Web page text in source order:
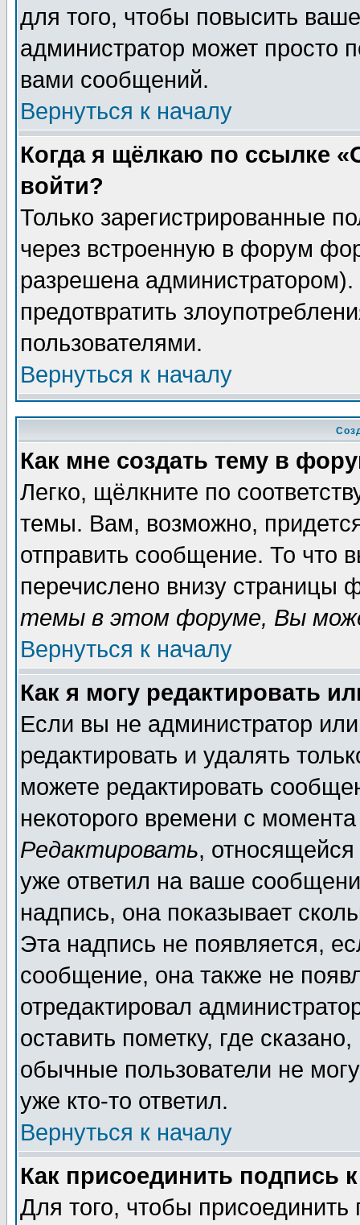
для того, чтобы повысить
администратор может просто
вами сообщений.
Вернуться к началу
Когда я щёлкаю по ссылке
войти?
Только зарегистрированные
через встроенную в форум
разрешена
предотвратить
пользователями.
Вернуться к началу
Как мне создать тему в
Легко, щёлкните по
темы. Вам, возможно,
отправить сообщение. То что
перечислено внизу страницы
темы в этом форуме, Вы
Вернуться к началу
Как я могу редактировать
Если вы не администратор
редактировать и удалять
можете редактировать
некоторого времени с
Редактировать,
уже ответил на ваше
надпись, она показывает
Эта надпись не появляется,
сообщение, она также не
отредактировал
оставить пометку, где
обычные пользователи не
уже кто-то ответил.
Вернуться к началу
Как присоединить подпись
Для того, чтобы